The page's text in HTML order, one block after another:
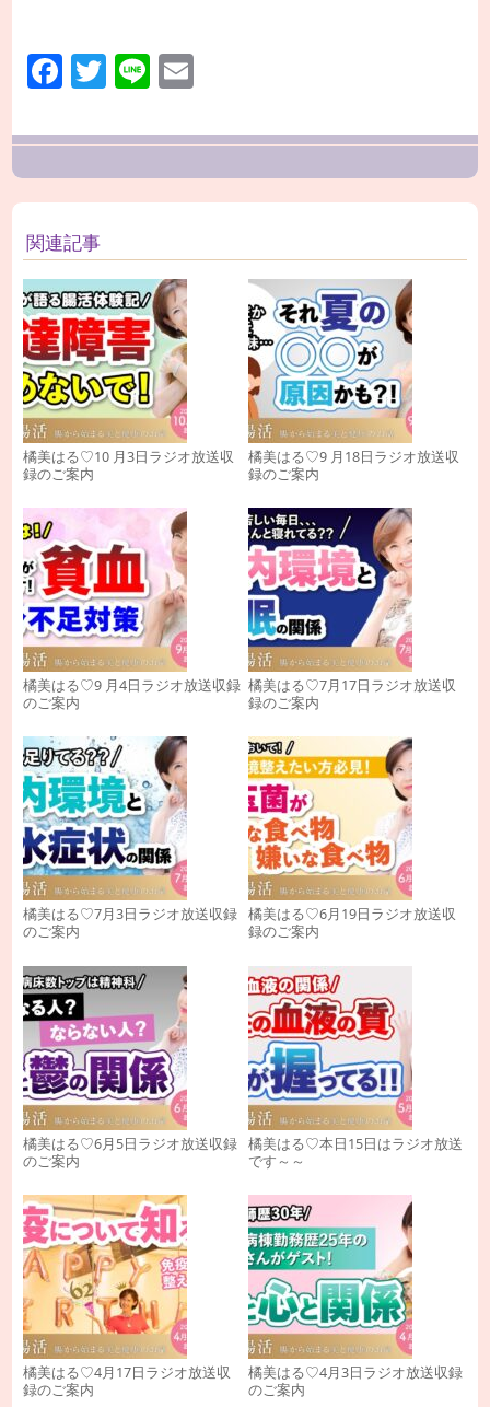
Facebook
Twitter
Line
関連記事
橘美はる♡10 月3日ラジオ放送収
録のご案内
橘美はる♡9 月18日ラジオ放送収
録のご案内
橘美はる♡9 月4日ラジオ放送収録
のご案内
橘美はる♡7月17日ラジオ放送収
録のご案内
橘美はる♡7月3日ラジオ放送収録
のご案内
橘美はる♡6月19日ラジオ放送収
録のご案内
橘美はる♡6月5日ラジオ放送収録
のご案内
橘美はる♡本日15日はラジオ放送
です～～
橘美はる♡4月17日ラジオ放送収
録のご案内
橘美はる♡4月3日ラジオ放送収録
のご案内